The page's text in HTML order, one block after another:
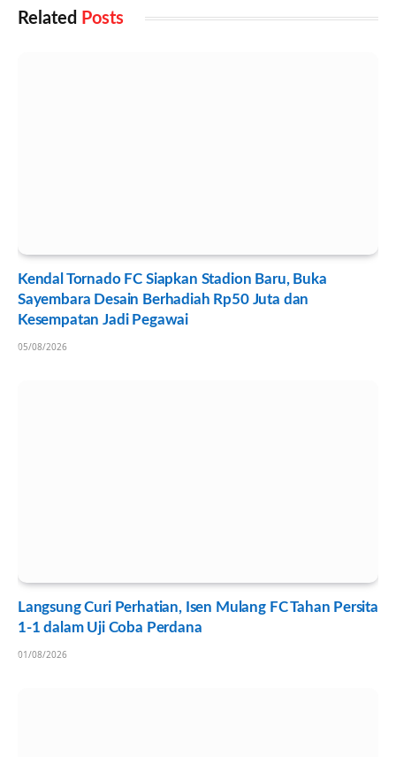
Related Posts
Kendal Tornado FC Siapkan Stadion Baru, Buka
Sayembara Desain Berhadiah Rp50 Juta dan
Kesempatan Jadi Pegawai
05/08/2026
Langsung Curi Perhatian, Isen Mulang FC Tahan Persita
1-1 dalam Uji Coba Perdana
01/08/2026